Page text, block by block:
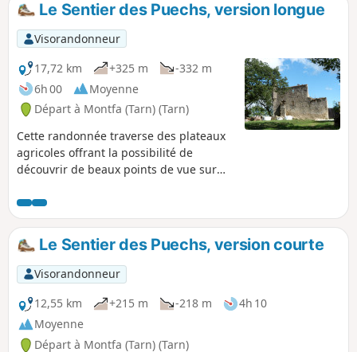
p
Le Sentier des Puechs, version longue
Visorandonneur
17,72 km
+325 m
-332 m
6h 00
Moyenne
Départ à Montfa (Tarn) (Tarn)
Cette randonnée traverse des plateaux
agricoles offrant la possibilité de
découvrir de beaux points de vue sur
Lautrecaises, à l'Ouest. On traverse des
prairies, des sous-bois, de petits
hameaux par des chemins communaux
ou de petites routes vicinales. En fin de
randonnée, le sentier passe au pied du
château de Montfa qui fut la demeure
des ancêtres du peintre Henri de
Toulouse-Lautrec. Son père y a vécu
jusqu'au début du XXe siècle.
Le Sentier des Puechs, version courte
Visorandonneur
12,55 km
+215 m -218 m
4h 10
Moyenne
Départ à Montfa (Tarn) (Tarn)